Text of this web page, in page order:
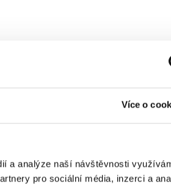
Více o
a analýze naší návštěvnosti
pro sociální média, inzerci a